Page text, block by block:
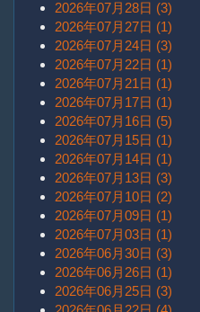
2026年07月28日 (3)
2026年07月27日 (1)
2026年07月24日 (3)
2026年07月22日 (1)
2026年07月21日 (1)
2026年07月17日 (1)
2026年07月16日 (5)
2026年07月15日 (1)
2026年07月14日 (1)
2026年07月13日 (3)
2026年07月10日 (2)
2026年07月09日 (1)
2026年07月03日 (1)
2026年06月30日 (3)
2026年06月26日 (1)
2026年06月25日 (3)